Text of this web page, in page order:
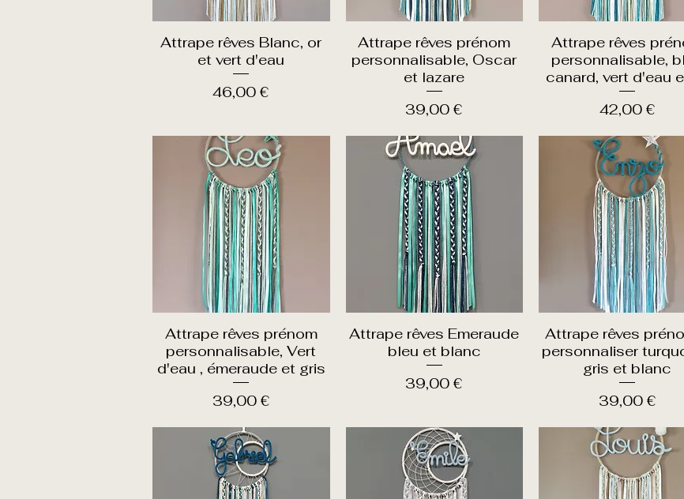
Aperçu rapide
Attrape rêves Blanc, or
et vert d'eau
Prix
46,00 €
Aperçu rapide
Attrape rêves prénom
personnalisable, Oscar
et lazare
Prix
39,00 €
Aperçu rapide
Attrape rêves
personnalisable,
canard, vert d'eau
Prix
42,00 €
Aperçu rapide
Attrape rêves prénom
personnalisable, Vert
d'eau , émeraude et gris
Prix
39,00 €
Aperçu rapide
Attrape rêves Emeraude
bleu et blanc
Prix
39,00 €
Aperçu rapide
Attrape rêves
personnaliser
gris et blanc
Prix
39,00 €